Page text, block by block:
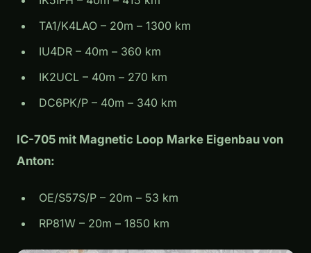
TA1/K4LAO – 20m – 1300 km
IU4DR – 40m – 360 km
IK2UCL – 40m – 270 km
DC6PK/P – 40m – 340 km
IC-705 mit Magnetic Loop Marke Eigenbau von
Anton:
OE/S57S/P – 20m – 53 km
RP81W – 20m – 1850 km